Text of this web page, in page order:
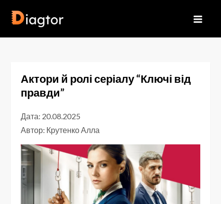
Актори й ролі серіалу “Ключі від
правди”
Дата: 20.08.2025
Автор: Крутенко Алла